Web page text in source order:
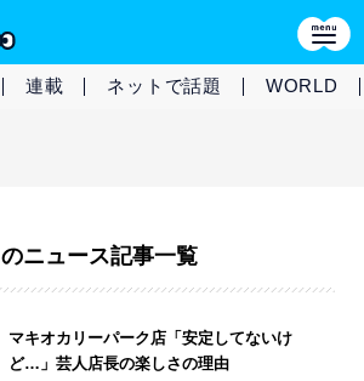
連載 ネットで話題 WORLD
のニュース記事一覧
マキオカリーパーク店「安定してないけ
ど…」芸人店長の楽しさの理由